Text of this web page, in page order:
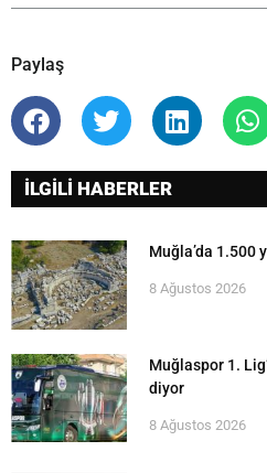
Paylaş
İLGİLİ HABERLER
Muğla’da 1.500
8 Ağustos 2026
Muğlaspor 1.
diyor
8 Ağustos 2026